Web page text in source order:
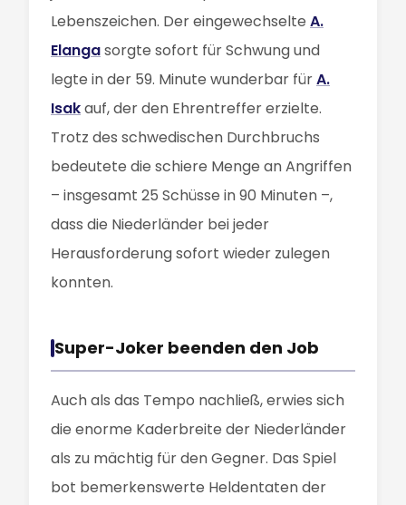
Lebenszeichen. Der eingewechselte A.
Elangasorgte sofort für Schwung und
legte in der 59. Minute wunderbar fürA.
Isakauf, der den Ehrentreffer erzielte.
Trotz des schwedischen Durchbruchs
bedeutete die schiere Menge an Angriffen
– insgesamt 25 Schüsse in 90 Minuten –,
dass die Niederländer bei jeder
Herausforderung sofort wieder zulegen
konnten.
Super-Joker beenden den Job
Auch als das Tempo nachließ, erwies sich
die enorme Kaderbreite der Niederländer
als zu mächtig für den Gegner. Das Spiel
bot bemerkenswerte Heldentaten der